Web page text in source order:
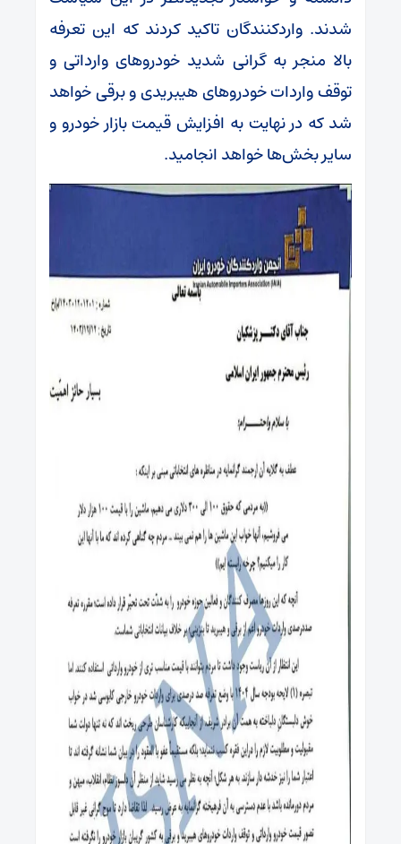
شدند. واردکنندگان تاکید کردند که این تعرفه
بالا منجر به گرانی شدید خودروهای وارداتی و
توقف واردات خودروهای هیبریدی و برقی خواهد
شد که در نهایت به افزایش قیمت بازار خودرو و
سایر بخش‌ها خواهد انجامید.